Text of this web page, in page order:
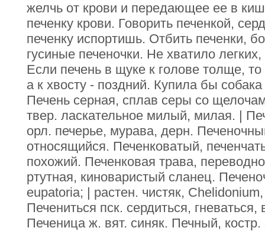
желчь от крови и передающее ее в
печенку крови. Говорить печенкой,
печенку испортишь. Отбить печенки,
гусиные печеночки. Не хватило
Если печень в щуке к голове толще,
а к хвосту - поздний. Купила бы
Печень серная, сплав серы со
твер. ласкательное милый, милая. |
орл. печерье, мурава, дерн.
относящийся. Печенковатый,
похожий. Печенковая трава,
ртутная, киноваристый сланец.
eupatoria; | растен. чистяк,
Печениться пск. сердиться,
Печеница ж. вят. синяк. Печный,